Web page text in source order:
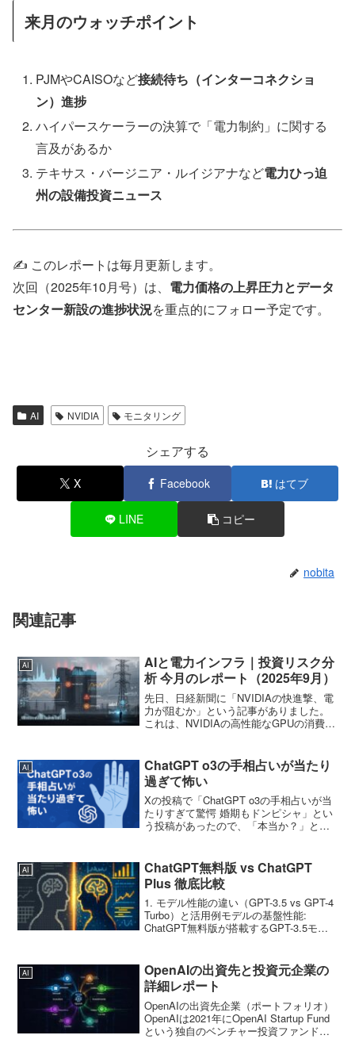
来月のウォッチポイント
PJMやCAISOなど接続待ち（インターコネクショ
ン）進捗
ハイパースケーラーの決算で「電力制約」に関する
言及があるか
テキサス・バージニア・ルイジアナなど電力ひっ迫
州の設備投資ニュース
✍️ このレポートは毎月更新します。
次回（2025年10月号）は、 電力価格の上昇圧力とデータ
センター新設の進捗状況を重点的にフォロー予定です。
AI NVIDIA モニタリング
シェアする
X Facebook はてブ
LINE コピー
nobita
関連記事
AI
AIと電力インフラ｜投資リスク分
析 今月のレポート（2025年9月）
先日、日経新聞に「NVIDIAの快進撃、電
力が阻むか」という記事がありました。
これは、NVIDIAの高性能なGPUの消費電
NVIDIAの快進撃が止まってしまうという
こと...
AI
ChatGPT o3の手相占いが当たり
過ぎて怖い
Xの投稿で「ChatGPT o3の手相占いが当
たりすぎて驚愕 婚期もドンピシャ」とい
う投稿があったので、「本当か？」とい
状・未来を読み取るとされる手）に見え
る主要な７本...
AI
ChatGPT無料版 vs ChatGPT
Plus 徹底比較
1. モデル性能の違い（GPT-3.5 vs GPT-4
Turbo）と活用例モデルの基盤性能:
ChatGPT無料版が搭載するGPT-3.5モデ
ります。GP...
AI
OpenAIの出資先と投資元企業の
詳細レポート
OpenAIの出資先企業（ポートフォリオ）
OpenAIは2021年にOpenAI Startup Fund
という独自のベンチャー投資ファンドを